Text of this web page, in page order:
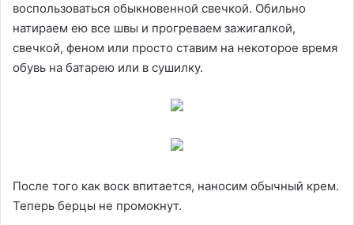
воспользоваться обыкновенной свечкой. Обильно
натираем ею все швы и прогреваем зажигалкой,
свечкой, феном или просто ставим на некоторое время
обувь на батарею или в сушилку.
После того как воск впитается, наносим обычный крем.
Теперь берцы не промокнут.